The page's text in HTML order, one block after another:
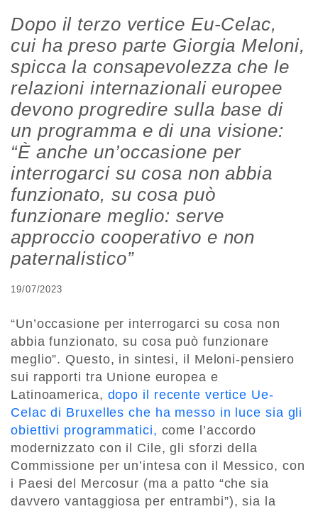
Dopo il terzo vertice Eu-Celac,
cui ha preso parte Giorgia Meloni,
spicca la consapevolezza che le
relazioni internazionali europee
devono progredire sulla base di
un programma e di una visione:
“È anche un’occasione per
interrogarci su cosa non abbia
funzionato, su cosa può
funzionare meglio: serve
approccio cooperativo e non
paternalistico”
19/07/2023
“Un’occasione per interrogarci su cosa non
abbia funzionato, su cosa può funzionare
meglio”. Questo, in sintesi, il Meloni-pensiero
sui rapporti tra Unione europea e
Latinoamerica, dopo il recente vertice Ue-
Celac di Bruxelles che ha messo in luce sia gli
obiettivi programmatici, come l’accordo
modernizzato con il Cile, gli sforzi della
Commissione per un’intesa con il Messico, con
i Paesi del Mercosur (ma a patto “che sia
davvero vantaggiosa per entrambi”), sia la